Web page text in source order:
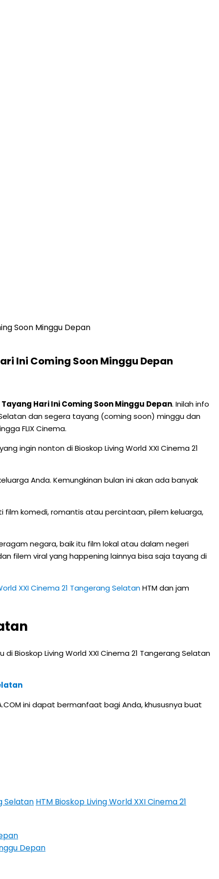
Soon Minggu Depan
Ini Coming Soon Minggu Depan
Hari Ini Coming Soon Minggu Depan. Inilah info
Selatan dan segera tayang (coming soon) minggu dan
FLIX Cinema.
ingin nonton di Bioskop Living World XXI Cinema 21
Anda. Kemungkinan bulan ini akan ada banyak
film komedi, romantis atau percintaan, pilem keluarga,
negara, baik itu film lokal atau dalam negeri
filem viral yang happening lainnya bisa saja tayang di
XXI Cinema 21 Tangerang SelatanHTM dan jam
Bioskop Living World XXI Cinema 21 Tangerang Selatan
ini dapat bermanfaat bagi Anda, khususnya buat
Selatan HTM Bioskop Living World XXI Cinema 21
Depan